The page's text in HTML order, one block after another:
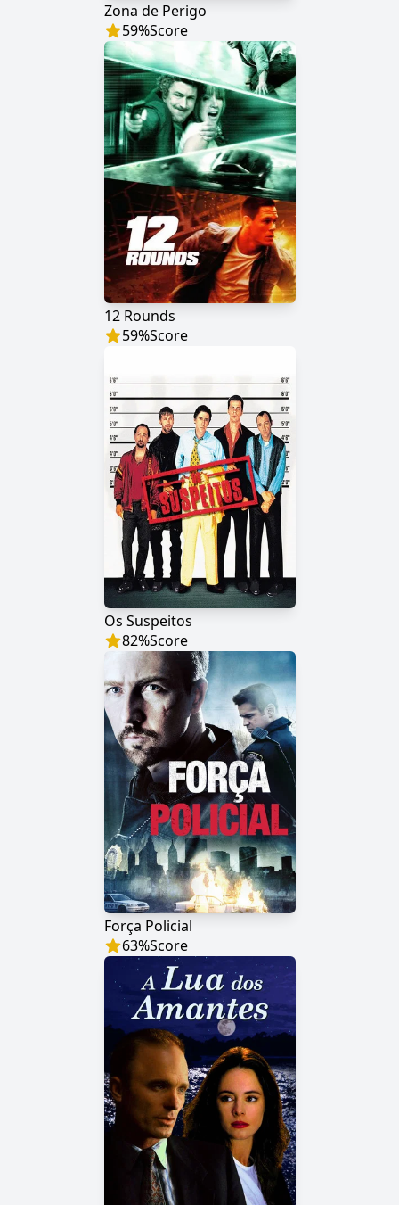
Zona de Perigo
59%Score
12 Rounds
59%Score
Os Suspeitos
82%Score
Força Policial
63%Score